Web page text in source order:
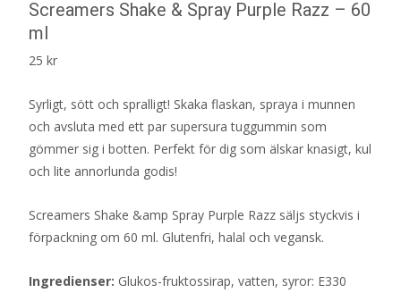
Screamers Shake & Spray Purple Razz – 60
ml
25 kr
Syrligt, sött och spralligt! Skaka flaskan, spraya i munnen
och avsluta med ett par supersura tuggummin som
gömmer sig i botten. Perfekt för dig som älskar knasigt, kul
och lite annorlunda godis!
Screamers Shake &amp Spray Purple Razz säljs styckvis i
förpackning om 60 ml. Glutenfri, halal och vegansk.
Ingredienser: Glukos-fruktossirap, vatten, syror: E330